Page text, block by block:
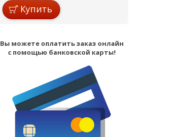
Купить
Вы можете оплатить заказ онлайн
с помощью банковской карты!